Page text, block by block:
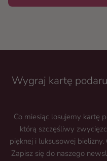
Wygraj kartę
Co miesiąc losujemy kartę
którą szczęśliwy
pięknej i luksusowej bielizny.
Zapisz się do naszego